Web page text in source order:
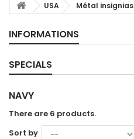
USA Métal insignias
INFORMATIONS
SPECIALS
NAVY
There are 6 products.
Sort by